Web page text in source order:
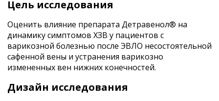
Цель исследования
Оценить влияние препарата Детравенол® на
динамику симптомов ХЗВ у пациентов с
варикозной болезнью после ЭВЛО несостоятельной
сафенной вены и устранения варикозно
измененных вен нижних конечностей.
Дизайн исследования